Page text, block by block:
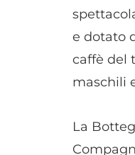
e dotato
caffè del
maschili
La